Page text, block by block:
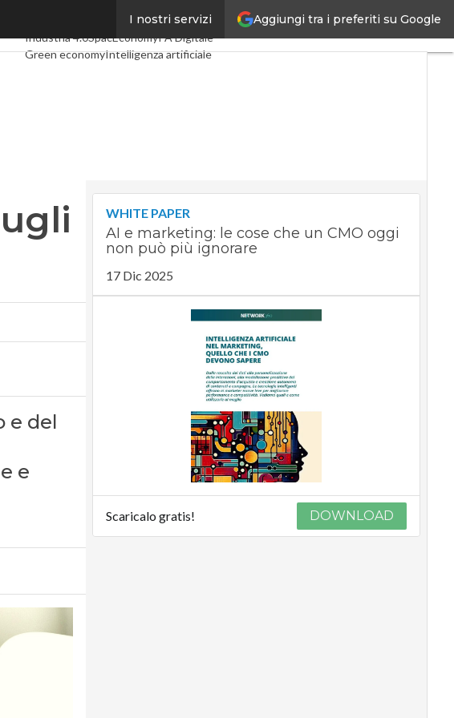
Aggiungi tra i preferiti su Google
I nostri servizi
Digital Economy Telco
Industria 4.0SpacEconomyPA Digitale
Green economyIntelligenza artificiale
e del
e
WHITE PAPER
AI e marketing: le cose che un CMO oggi
non può più ignorare
17 Dic 2025
Scaricalo gratis! DOWNLOAD